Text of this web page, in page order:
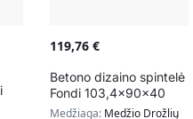
119,76 €
Betono dizaino spintelė
Fondi 103,4x90x40
cm, pilkos spalvos
Medžiaga: Medžio Drožlių